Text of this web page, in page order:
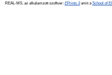
REAL-MS, az alkalamzott szoftver: EPrints 3amit a School of